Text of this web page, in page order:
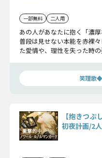
一部無料 二人用
あの人があなたに抱く「濃
普段は見せない本能を赤裸
た愛情や、理性を失った時
笑理歌
【抱きつ
初夜計画/2